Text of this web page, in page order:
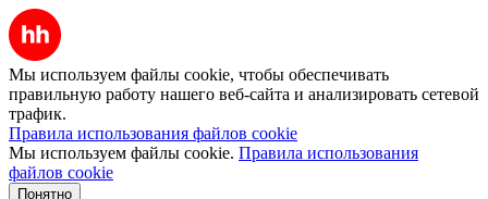
Мы используем файлы cookie, чтобы обеспечивать
правильную работу нашего веб-сайта и анализировать сетевой
трафик.
Правила использования файлов cookie
Мы используем файлы cookie. Правила использования
файлов cookie
Понятно